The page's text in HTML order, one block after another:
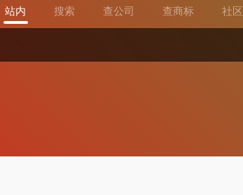
站内 搜索 查公司 查商标 社区